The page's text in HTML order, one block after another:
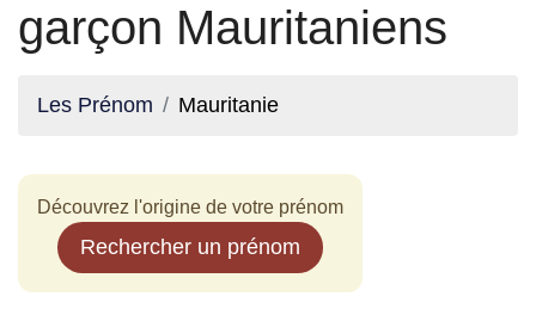
garçon Mauritaniens
Les Prénom Mauritanie
Découvrez l'origine de votre prénom
Rechercher un prénom